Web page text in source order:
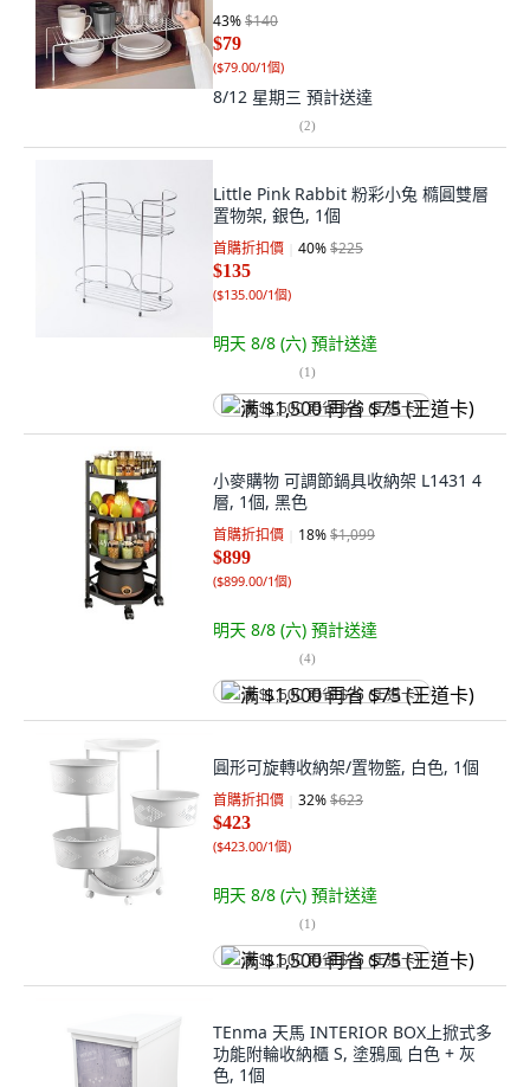
43%$140
$79
($79.00/1個)
8/12 星期三 預計送達
(2)
Little Pink Rabbit 粉彩小兔 橢圓雙層
置物架, 銀色, 1個
首購折扣價 40%$225
$135
($135.00/1個)
明天 8/8 (六) 預計送達
(1)
满 $1,500 再省 $75 (王道卡)
小麥購物 可調節鍋具收納架 L1431 4
層, 1個, 黑色
首購折扣價 18%$1,099
$899
($899.00/1個)
明天 8/8 (六) 預計送達
(4)
满 $1,500 再省 $75 (王道卡)
圓形可旋轉收納架/置物籃, 白色, 1個
首購折扣價 32%$623
$423
($423.00/1個)
明天 8/8 (六) 預計送達
(1)
满 $1,500 再省 $75 (王道卡)
TEnma 天馬 INTERIOR BOX上掀式多
功能附輪收納櫃 S, 塗鴉風 白色 + 灰
色, 1個